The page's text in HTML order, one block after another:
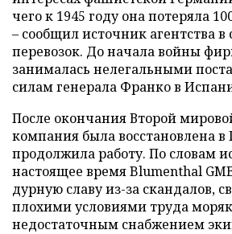
чего к 1945 году она потеряла
– сообщил источник агентства
перевозок. До начала войны
занималась нелегальными
силам генерала Франко в
После окончания Второй
компания была восстановлена в
продолжила работу. По словам
настоящее время Blumenthal
дурную славу из-за скандалов,
плохими условиями труда
недостаточным снабжением